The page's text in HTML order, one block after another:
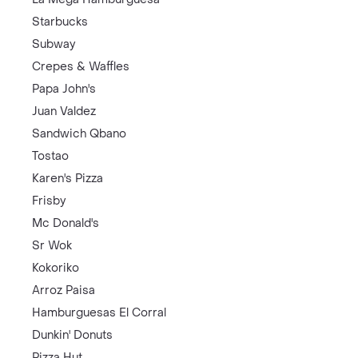
Starbucks
Subway
Crepes & Waffles
Papa John's
Juan Valdez
Sandwich Qbano
Tostao
Karen's Pizza
Frisby
Mc Donald's
Sr Wok
Kokoriko
Arroz Paisa
Hamburguesas El Corral
Dunkin' Donuts